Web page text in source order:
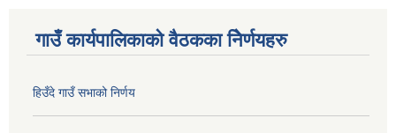
गाउँ कार्यपालिकाको वैठकका निेर्णयहरु
हिउँदे गाउँ सभाको निर्णय